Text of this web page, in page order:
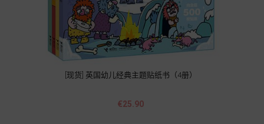
[现货] 英国幼儿经典主题贴纸书（4册）
Price
€25.90